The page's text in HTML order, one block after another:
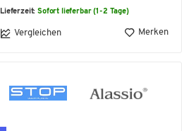
Lieferzeit:Sofort lieferbar (1-2 Tage)
Vergleichen Merken